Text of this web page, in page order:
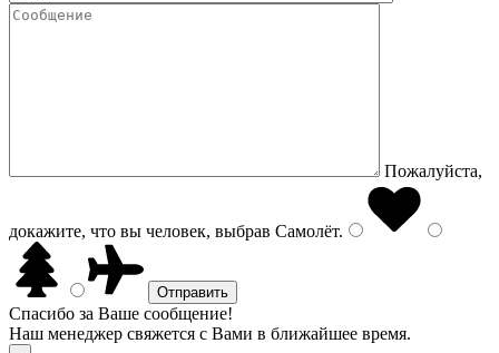
Пожалуйста,
докажите, что вы человек, выбрав Самолёт.
Спасибо за Ваше сообщение!
Наш менеджер свяжется с Вами в ближайшее время.